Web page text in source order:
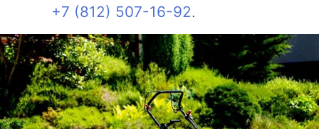
+7 (812) 507-16-92.